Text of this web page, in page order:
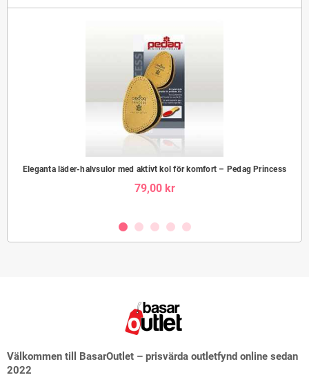
Eleganta läder-halvsulor med aktivt kol för komfort – Pedag Princess
79,00 kr
Välkommen till BasarOutlet – prisvärda outletfynd online sedan
2022